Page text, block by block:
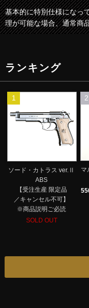
基本的に特別仕様になっ
理が可能な場合、通常商
ランキング
1
ソード・カトラス ver.Ⅱ
ABS
【受注生産 限定品
／キャンセル不可】
※商品説明ご必読
SOLD OUT
2
マ